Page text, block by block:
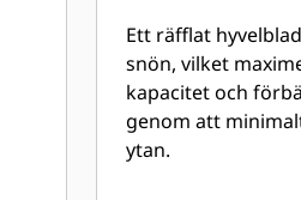
Ett räfflat
snön, vilket
kapacitet och
genom att
ytan.